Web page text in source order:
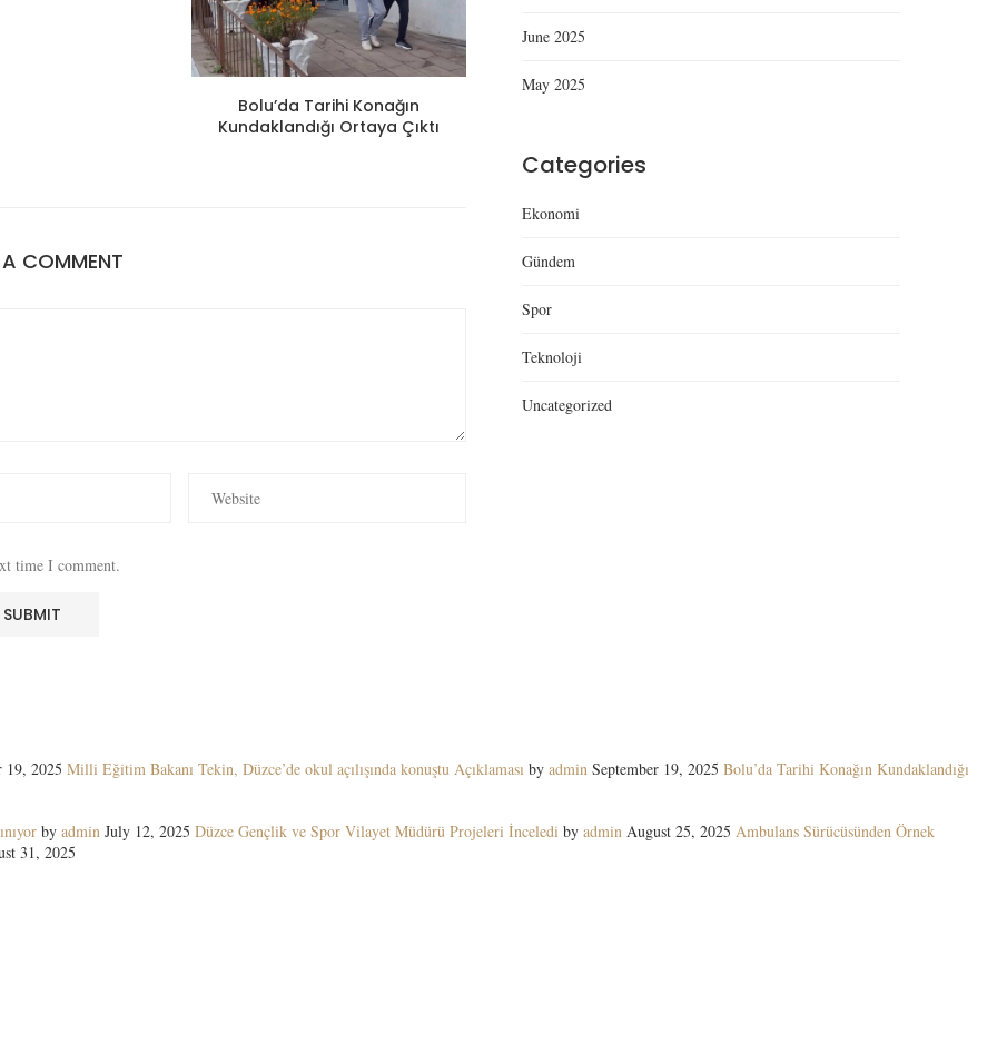
Bolu’da Tarihi Konağın
Kundaklandığı Ortaya Çıktı
A COMMENT
time I comment.
June 2025
May 2025
Categories
Ekonomi
Gündem
Spor
Teknoloji
Uncategorized
19, 2025 Milli Eğitim Bakanı Tekin, Düzce’de okul açılışında konuştu Açıklaması by admin September 19, 2025 Bolu’da Tarihi Konağın Kundaklandığı
by admin July 12, 2025 Düzce Gençlik ve Spor Vilayet Müdürü Projeleri İnceledi by admin August 25, 2025 Ambulans Sürücüsünden Örnek
31, 2025